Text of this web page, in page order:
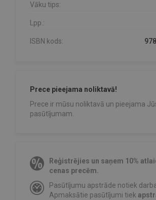
Vāku tips:
Lpp.:
ISBN kods:
Prece pieejama noliktavā!
Prece ir mūsu noliktavā un pieejama
pasūtījumam.
Reģistrējies un saņem 10%
cenas precēm.
Pasūtījumu apstrāde notiek
Apmaksātie pasūtījumi tiek